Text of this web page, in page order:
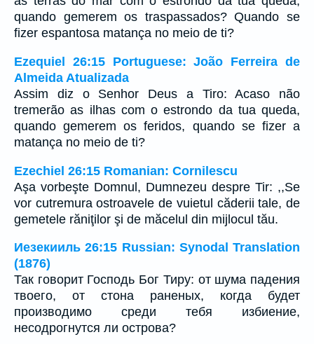
quando gemerem os traspassados? Quando se
fizer espantosa matança no meio de ti?
Ezequiel 26:15 Portuguese: João Ferreira de
Almeida Atualizada
Assim diz o Senhor Deus a Tiro: Acaso não
tremerão as ilhas com o estrondo da tua queda,
quando gemerem os feridos, quando se fizer a
matança no meio de ti?
Ezechiel 26:15 Romanian: Cornilescu
Aşa vorbeşte Domnul, Dumnezeu despre Tir: ,,Se
vor cutremura ostroavele de vuietul căderii tale, de
gemetele răniţilor şi de măcelul din mijlocul tău.
Иезекииль 26:15 Russian: Synodal Translation
(1876)
Так говорит Господь Бог Тиру: от шума падения
твоего, от стона раненых, когда будет
производимо среди тебя избиение,
несодрогнутся ли острова?